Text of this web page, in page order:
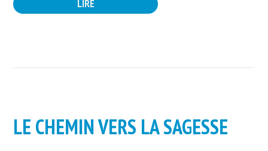
LIRE
LE CHEMIN VERS LA SAGESSE